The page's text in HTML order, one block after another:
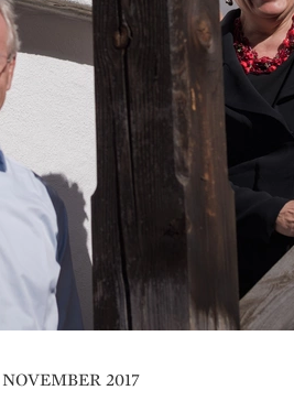
2017